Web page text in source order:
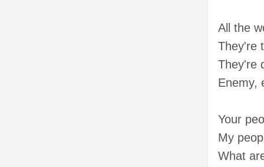
All the
They're
They're
Enemy,
Your
My
What